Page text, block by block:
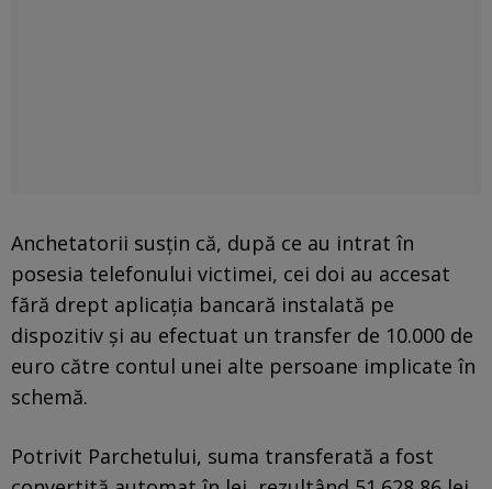
Anchetatorii susțin că, după ce au intrat în
posesia telefonului victimei, cei doi au accesat
fără drept aplicația bancară instalată pe
dispozitiv și au efectuat un transfer de 10.000 de
euro către contul unei alte persoane implicate în
schemă.
Potrivit Parchetului, suma transferată a fost